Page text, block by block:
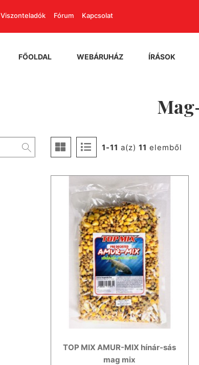
Viszonteladók Fórum Kapcsolat
FŐOLDAL WEBÁRUHÁZ ÍRÁSOK
1-11 a(z) 11 elemből
TOP MIX AMUR-MIX hínár-sás
mag mix